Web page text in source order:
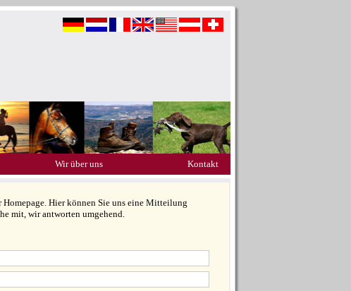
Wir über uns Kontakt
Homepage. Hier können Sie uns eine Mitteilung
mit, wir antworten umgehend.